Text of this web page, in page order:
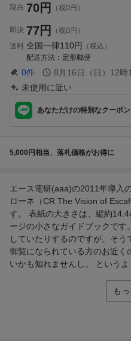
現在 70円 （税0円）
即決 77円
（税0円）
送料 全国一律110円
（税込）
配送方法
定形郵便
0件 8月16日（日）12時
未使用に近い
あなただけの特別なクーポ
5,000円相当、落札価格がお得に
エース電研(aaa)の2011年導入
ローネ（CR The Vision of
す。 表紙の大きさは、縦約
ージの小さなガイドブックで
していたりするのですが、そう
御覧になられている方のお近く
いかも知れませんし。 というよ
も